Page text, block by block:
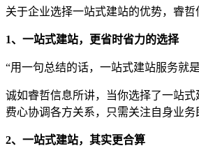
关于企业选择一站式建站的优势，睿哲
1、一站式建站，更省时省力的选择
“用一句总结的话，一站式建站服务
诚如睿哲信息所讲，当你选择了一站
费心协调各方关系，只需关注自身业务
2、一站式建站，其实更合算